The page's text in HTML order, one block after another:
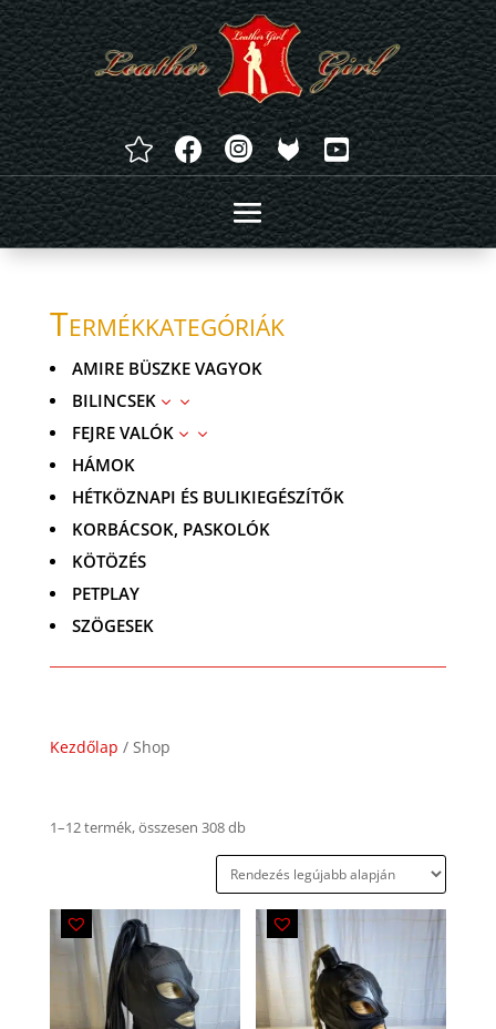
   
Termékkategóriák
AMIRE BÜSZKE VAGYOK
BILINCSEK
3
FEJRE VALÓK 3
HÁMOK
HÉTKÖZNAPI ÉS BULIKIEGÉSZÍTŐK
KORBÁCSOK, PASKOLÓK
KÖTÖZÉS
PETPLAY
SZÖGESEK
Kezdőlap / Shop
1–12 termék, összesen 308 dbLegújabb
szerint
rendezve